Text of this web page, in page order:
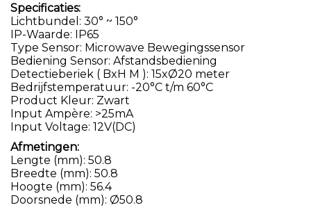
Specificaties:
Lichtbundel: 30° ~ 150°
IP-Waarde: IP65
Type Sensor: Microwave Bewegingssensor
Bediening Sensor: Afstandsbediening
Detectieberiek ( BxH M ): 15xØ20 meter
Bedrijfstemperatuur: -20°C t/m 60°C
Product Kleur: Zwart
Input Ampère: >25mA
Input Voltage: 12V(DC)
Afmetingen:
Lengte (mm): 50.8
Breedte (mm): 50.8
Hoogte (mm): 56.4
Doorsnede (mm): Ø50.8